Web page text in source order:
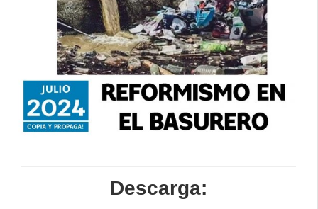
Descarga: